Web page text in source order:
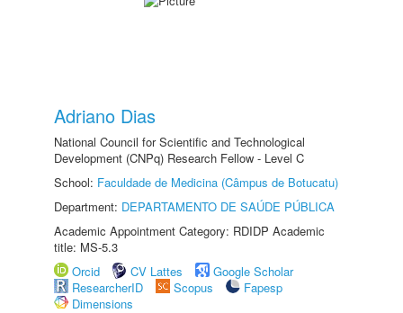
Adriano Dias
National Council for Scientific and Technological
Development (CNPq) Research Fellow - Level C
School: Faculdade de Medicina (Câmpus de Botucatu)
Department: DEPARTAMENTO DE SAÚDE PÚBLICA
Academic Appointment Category: RDIDP Academic
title: MS-5.3
Orcid
CV Lattes
Google Scholar
ResearcherID
Scopus
Fapesp
Dimensions